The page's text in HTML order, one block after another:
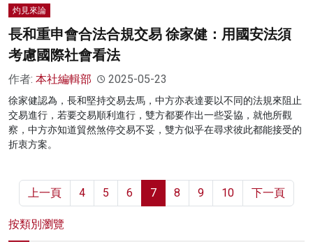
灼見來論
長和重申會合法合規交易 徐家健：用國安法須
考慮國際社會看法
作者: 本社編輯部 2025-05-23
徐家健認為，長和堅持交易去馬，中方亦表達要以不同的法規來阻止
交易進行，若要交易順利進行，雙方都要作出一些妥協，就他所觀
察，中方亦知道貿然煞停交易不妥，雙方似乎在尋求彼此都能接受的
折衷方案。
上一頁 4 5 6 7 8 9 10 下一頁
按類別瀏覽